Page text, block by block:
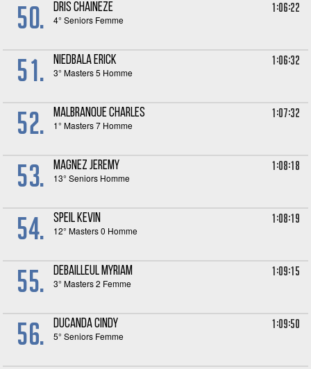
50. DRIS Chaineze
4° Seniors Femme
1:06:22
51. NIEDBALA Erick
3° Masters 5 Homme
1:06:32
52. MALBRANQUE Charles
1° Masters 7 Homme
1:07:32
53. MAGNEZ Jeremy
13° Seniors Homme
1:08:18
54. SPEIL Kevin
12° Masters 0 Homme
1:08:19
55. DEBAILLEUL Myriam
3° Masters 2 Femme
1:09:15
56. DUCANDA Cindy
5° Seniors Femme
1:09:50